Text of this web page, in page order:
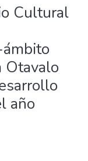
Cultural
Otavalo
año